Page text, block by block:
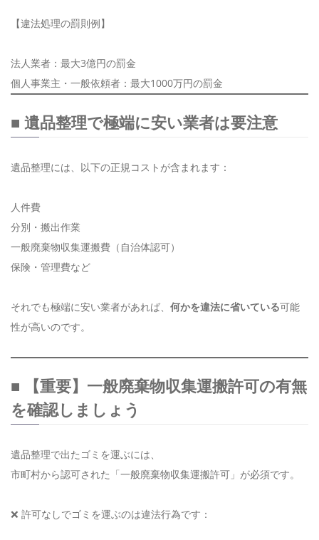
【違法処理の罰則例】
法人業者：最大3億円の罰金
個人事業主・一般依頼者：最大1000万円の罰金
■ 遺品整理で極端に安い業者は要注意
遺品整理には、以下の正規コストが含まれます：
人件費
分別・搬出作業
一般廃棄物収集運搬費（自治体認可）
保険・管理費など
それでも極端に安い業者があれば、 何かを違法に省いている可能
性が高いのです。
■ 【重要】一般廃棄物収集運搬許可の有無
を確認しましょう
遺品整理で出たゴミを運ぶには、
市町村から認可された「一般廃棄物収集運搬許可」が必須です。
❌ 許可なしでゴミを運ぶのは違法行為です：